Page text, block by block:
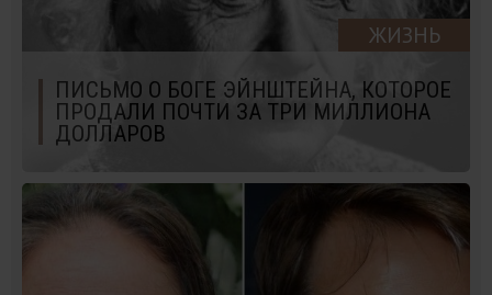
ЖИЗНЬ
ПИСЬМО О БОГЕ ЭЙНШТЕЙНА, КОТОРОЕ
ПРОДАЛИ ПОЧТИ ЗА ТРИ МИЛЛИОНА
ДОЛЛАРОВ